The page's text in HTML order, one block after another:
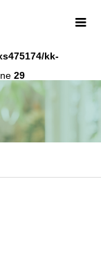
kk-
29